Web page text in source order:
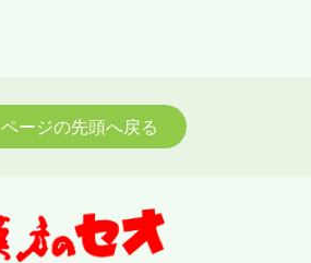
ページの先頭へ戻る